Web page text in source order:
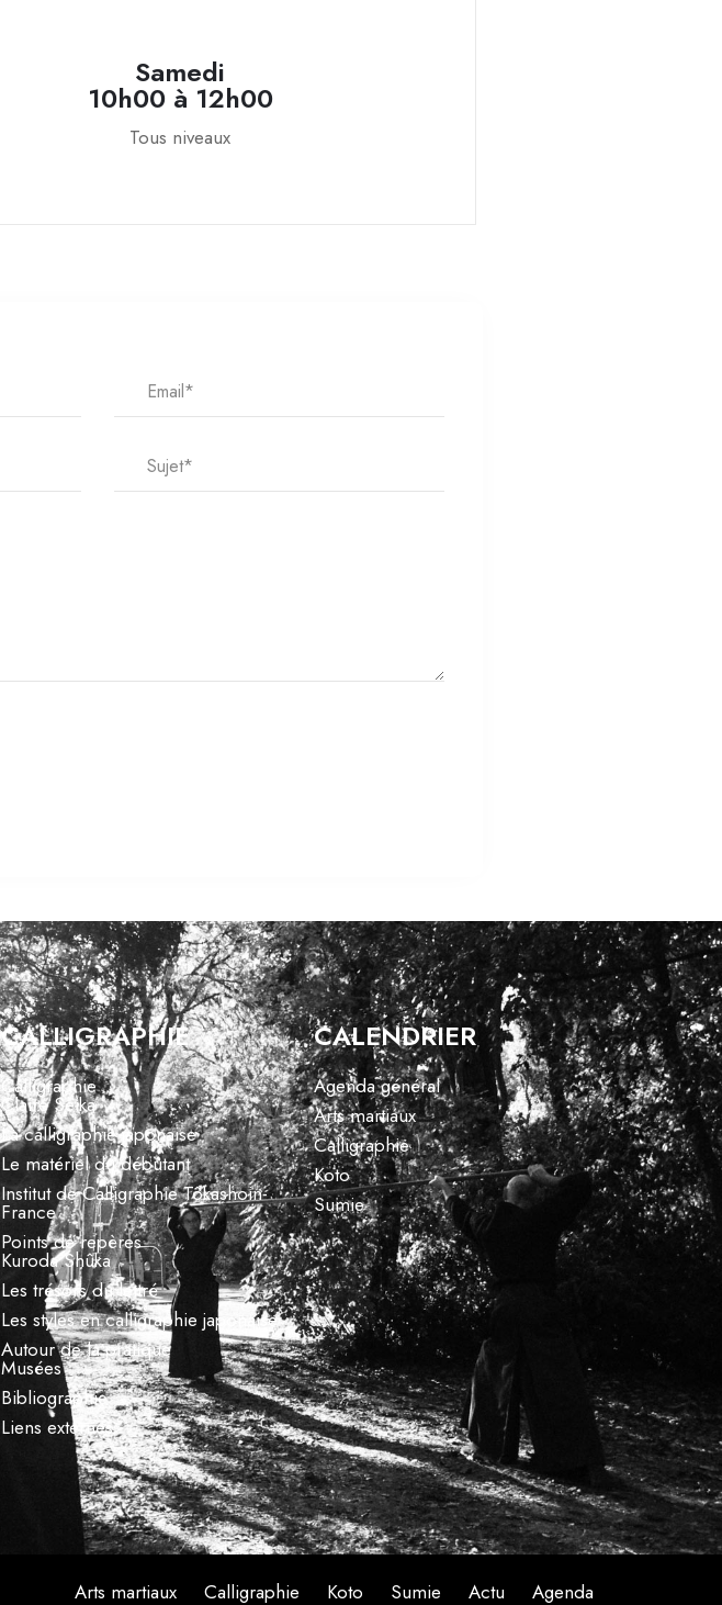
Samedi
10h00 à 12h00
Tous niveaux
CALLIGRAPHIE
Calligraphie
Claire Seika
La calligraphie japonaise
Le matériel du débutant
Institut de Calligraphie Tôkashoin-
France
Points de repères
Kuroda Shûka
Les trésors du lettré
Les styles en calligraphie japonaise
Autour de la pratique
Musées
Bibliographie
Liens externes
CALENDRIER
Agenda général
Arts martiaux
Calligraphie
Koto
Sumie
Arts martiaux Calligraphie Koto Sumie Actu Agenda